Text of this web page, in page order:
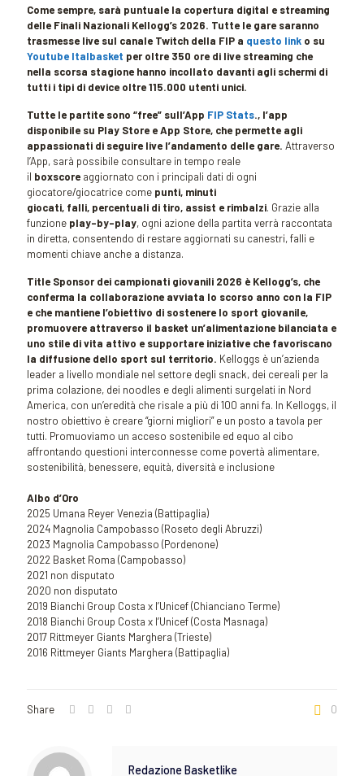
Come sempre, sarà puntuale la copertura digital e streaming
delle Finali Nazionali Kellogg’s 2026. Tutte le gare saranno
trasmesse live sul canale Twitch della FIP a questo link o su
Youtube Italbasket per oltre 350 ore di live streaming che
nella scorsa stagione hanno incollato davanti agli schermi di
tutti i tipi di device oltre 115.000 utenti unici.
Tutte le partite sono “free” sull’App FIP Stats., l’app
disponibile su Play Store e App Store, che permette agli
appassionati di seguire live l’andamento delle gare. Attraverso
l’App, sarà possibile consultare in tempo reale
il boxscore aggiornato con i principali dati di ogni
giocatore/giocatrice come punti, minuti
giocati, falli, percentuali di tiro, assist e rimbalzi. Grazie alla
funzione play-by-play, ogni azione della partita verrà raccontata
in diretta, consentendo di restare aggiornati su canestri, falli e
momenti chiave anche a distanza.
Title Sponsor dei campionati giovanili 2026 è Kellogg’s, che
conferma la collaborazione avviata lo scorso anno con la FIP
e che mantiene l’obiettivo di sostenere lo sport giovanile,
promuovere attraverso il basket un’alimentazione bilanciata e
uno stile di vita attivo e supportare iniziative che favoriscano
la diffusione dello sport sul territorio. Kelloggs è un’azienda
leader a livello mondiale nel settore degli snack, dei cereali per la
prima colazione, dei noodles e degli alimenti surgelati in Nord
America, con un’eredità che risale a più di 100 anni fa. In Kelloggs, il
nostro obiettivo è creare “giorni migliori” e un posto a tavola per
tutti. Promuoviamo un acceso sostenibile ed equo al cibo
affrontando questioni interconnesse come povertà alimentare,
sostenibilità, benessere, equità, diversità e inclusione
Albo d’Oro
2025 Umana Reyer Venezia (Battipaglia)
2024 Magnolia Campobasso (Roseto degli Abruzzi)
2023 Magnolia Campobasso (Pordenone)
2022 Basket Roma (Campobasso)
2021 non disputato
2020 non disputato
2019 Bianchi Group Costa x l’Unicef (Chianciano Terme)
2018 Bianchi Group Costa x l’Unicef (Costa Masnaga)
2017 Rittmeyer Giants Marghera (Trieste)
2016 Rittmeyer Giants Marghera (Battipaglia)
Share 0
Redazione Basketlike